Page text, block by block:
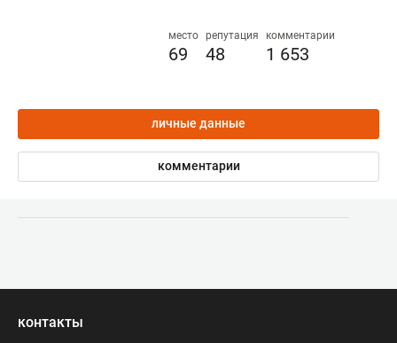
место
69
репутация
48
комментарии
1 653
личные данные
комментарии
контакты